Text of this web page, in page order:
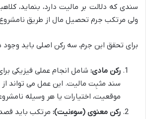
سندی که دلالت بر مالیت دارد، بنماید،
ولی مرتکب جرم تحصیل مال از طریق
برای تحقق این جرم، سه رکن اصلی باید وجود
رکن مادی: شامل انجام عملی فیزیکی
سند مثبِت مالیت. این عمل می تواند از
موقعیت، اختیارات یا هر وسیله
رکن معنوی (سوءنیت): مرتکب باید